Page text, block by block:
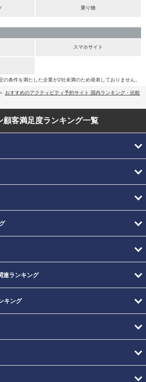
乗り物
スマホサイト
条件を満たした企業が2社未満のため発表しておりません。
おすすめのアクティビティ予約サイト 国内ランキング・比較
顧客満足度ランキング一覧
連ランキング
キング